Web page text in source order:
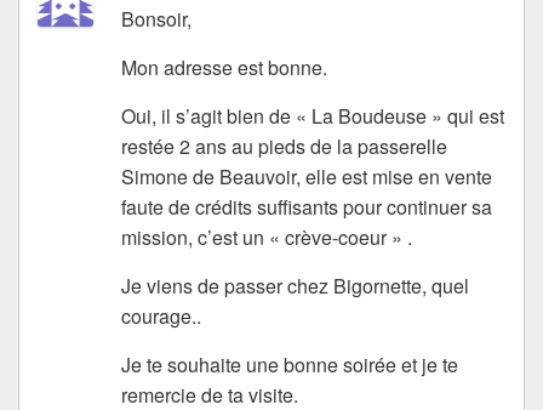
Bonsoir,
Mon adresse est bonne.
Oui, il s’agit bien de « La Boudeuse » qui est
restée 2 ans au pieds de la passerelle
Simone de Beauvoir, elle est mise en vente
faute de crédits suffisants pour continuer sa
mission, c’est un « crève-coeur » .
Je viens de passer chez Bigornette, quel
courage..
Je te souhaite une bonne soirée et je te
remercie de ta visite.